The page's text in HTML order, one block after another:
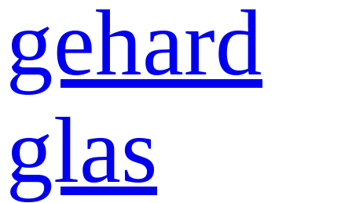
gehard
glas